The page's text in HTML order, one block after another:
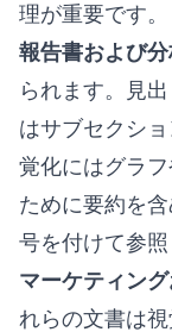
理が重要です。
報告書および
られます。見
はサブセクシ
覚化にはグラ
ために要約を
号を付けて参照
マーケティン
れらの文書は